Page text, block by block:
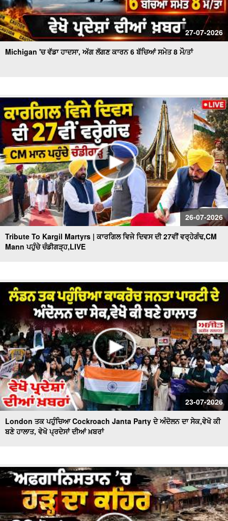
27-07-2026
Michigan 'ਚ ਵੱਡਾ ਹਾਦਸਾ, ਅੱਗ ਲੱਗਣ ਕਾਰਨ 6 ਬੱਚਿਆਂ ਸਮੇਤ 8 ਮੌ/ਤਾਂ
26-07-2026
Tribute To Kargil Martyrs | ਕਾਰਗਿਲ ਵਿਜੇ ਦਿਵਸ ਦੀ 27ਵੀਂ ਵਰ੍ਹੇਗੰਢ,CM
Mann ਪਹੁੰਚੇ ਚੰਡੀਗੜ੍ਹ,LIVE
23-07-2026
London ਤਕ ਪਹੁੰਚਿਆ Cockroach Janta Party ਦੇ ਅੰਦੋਲਨ ਦਾ ਸੇਕ,ਵੇਖੋ ਕੀ
ਬਣੇ ਹਾਲਾਤ, ਵੇਖੋ ਪ੍ਰਦੇਸਾਂ ਦੀਆਂ ਖ਼ਬਰਾਂ